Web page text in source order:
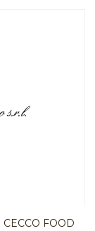
FOOD